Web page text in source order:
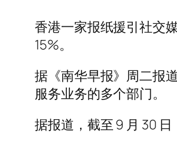
香港一家报纸援引社交
15%。
据《南华早报》周二报
服务业务的多个部门。
据报道，截至 9 月 30 日